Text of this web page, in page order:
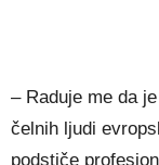
– Raduje me da
čelnih ljudi
podstiče